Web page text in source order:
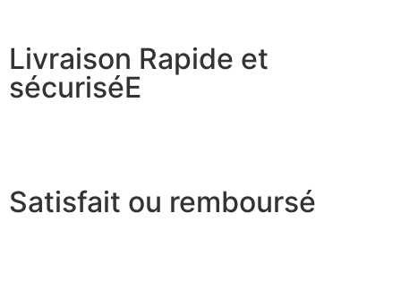
Livraison Rapide et
sécuriséE
Satisfait ou remboursé